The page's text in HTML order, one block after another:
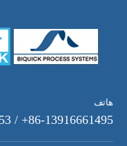
هاتف
86-13916661495+ / 86-21-68904153+